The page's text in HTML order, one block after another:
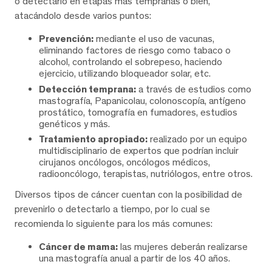
atacándolo desde varios puntos:
Prevención: mediante el uso de vacunas,
eliminando factores de riesgo como tabaco o
alcohol, controlando el sobrepeso, haciendo
ejercicio, utilizando bloqueador solar, etc.
Detección temprana: a través de estudios como
mastografía, Papanicolau, colonoscopía, antígeno
prostático, tomografía en fumadores, estudios
genéticos y más.
Tratamiento apropiado: realizado por un equipo
multidisciplinario de expertos que podrían incluir
cirujanos oncólogos, oncólogos médicos,
radiooncólogo, terapistas, nutriólogos, entre otros.
Diversos tipos de cáncer cuentan con la posibilidad de
prevenirlo o detectarlo a tiempo, por lo cual se
recomienda lo siguiente para los más comunes:
Cáncer de mama: las mujeres deberán realizarse
una mastografía anual a partir de los 40 años.